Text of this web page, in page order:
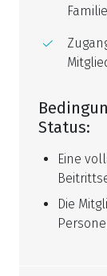
Status:
Eine
Die